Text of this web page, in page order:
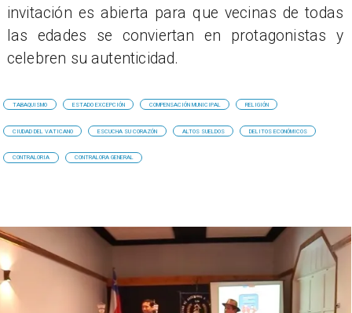
invitación es abierta para que vecinas de todas
las edades se conviertan en protagonistas y
celebren su autenticidad.
TABAQUISMO ESTADO EXCEPCIÓN COMPENSACIÓN MUNICIPAL RELIGIÓN
CIUDAD DEL VATICANO ESCUCHA SU CORAZÓN ALTOS SUELDOS DELITOS ECONÓMICOS
CONTRALORIA CONTRALORA GENERAL